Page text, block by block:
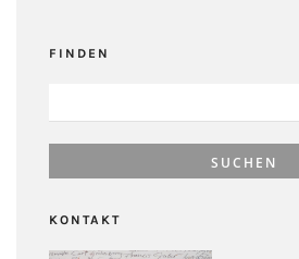
FINDEN
KONTAKT